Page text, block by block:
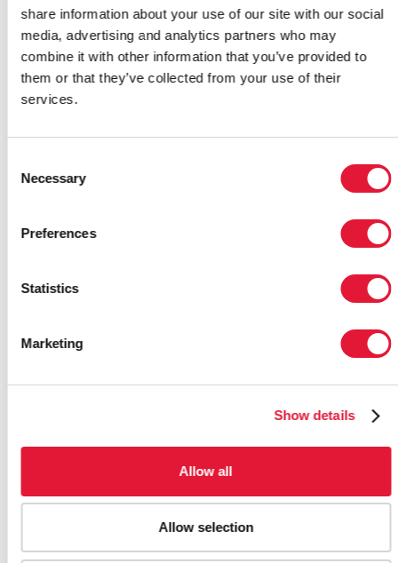
share information about your use of our site with our social
media, advertising and analytics partners who may
combine it with other information that you’ve provided to
them or that they’ve collected from your use of their
services.
Selection
Necessary
Preferences
Statistics
Marketing
Show details
Allow all
Allow selection
“FUERZAJOVEN”: EL PODER DE LOS JÓVENES EN
AIDS 2
Copatrocinadores:
UNFPA
(en inglés)
(13 de agosto de 2006)
Enlaces externos:
(pdf, 171.88Kb) (en inglés)